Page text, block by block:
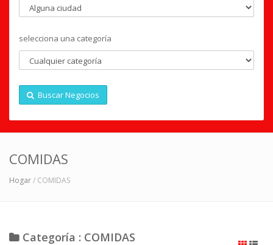
selecciona una categoría
Buscar Negocios
COMIDAS
Hogar/ COMIDAS
Categoría : COMIDAS